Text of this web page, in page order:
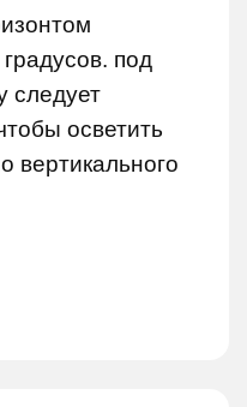
под
следует
осветить
вертикального